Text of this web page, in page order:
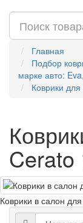
Главная
Подбор
марке авто:
Коврики для
Cerato
Коврики в салон